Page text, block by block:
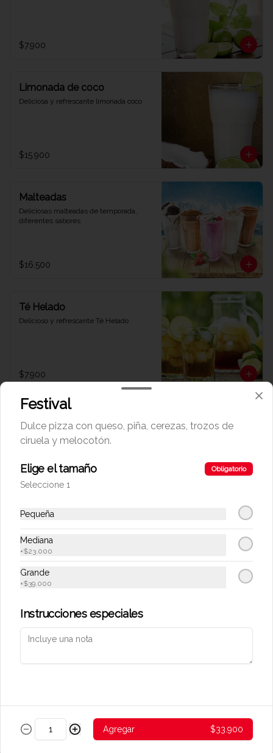
$7.900
Limonada de coco
Deliciosa y refrescante limonada coco
$15.900
Malteadas
Deliciosas malteadas de temporada,
diferentes sabores
$16.500
Té Helado
Delicioso y refrescante Té Helado
$7.900
Conócenos
Zona de Delivery
Términos y condiciones
Redes sociales
Pedir
Iniciar sesión
Festival
Dulce pizza con queso, piña, cerezas, trozos de
ciruela y melocotón.
Elige el tamaño Obligatorio
Seleccione 1
Pequeña
Mediana
+$23.000
Grande
+$39.000
Instrucciones especiales
Agregar $33.900